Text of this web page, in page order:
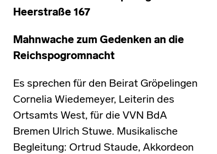
Heerstraße 167
Mahnwache zum Gedenken an die
Reichspogromnacht
Es sprechen für den Beirat Gröpelingen
Cornelia Wiedemeyer, Leiterin des
Ortsamts West, für die VVN BdA
Bremen Ulrich Stuwe. Musikalische
Begleitung: Ortrud Staude, Akkordeon